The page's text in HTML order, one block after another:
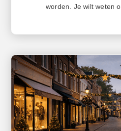
worden. Je wilt weten